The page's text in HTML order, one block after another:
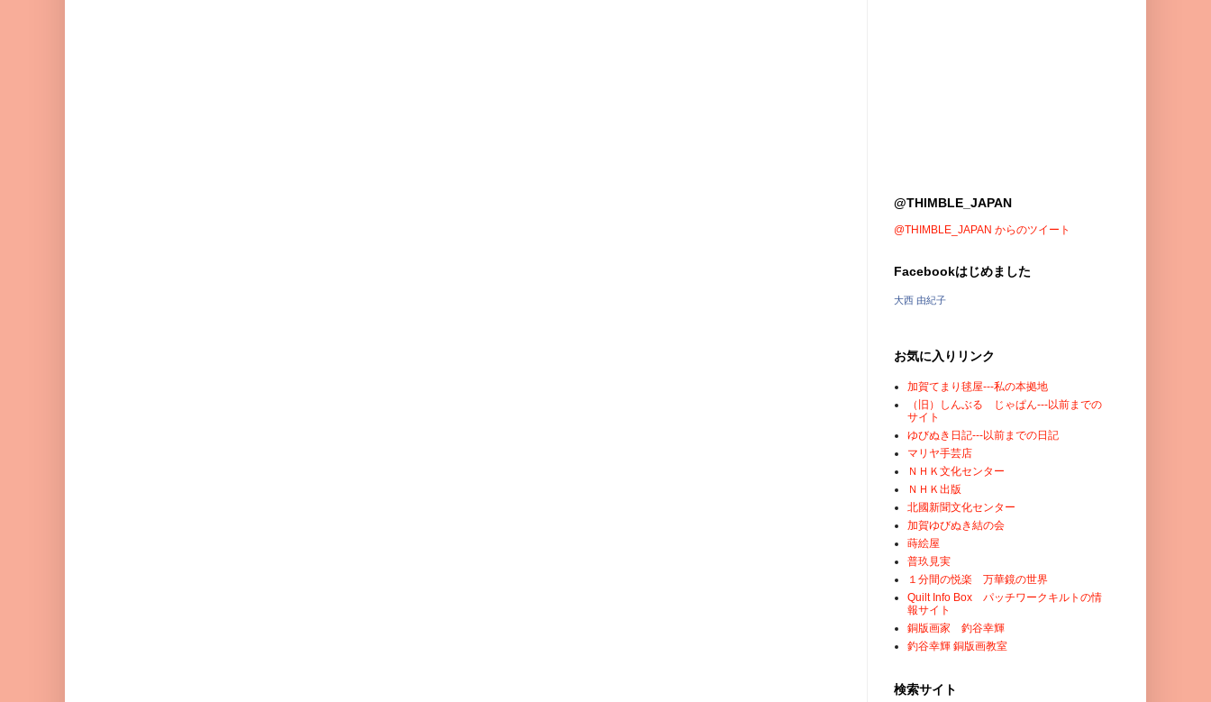
@THIMBLE_JAPAN
@THIMBLE_JAPAN からのツイート
Facebookはじめました
大西 由紀子
お気に入りリンク
加賀てまり毬屋---私の本拠地
（旧）しんぶる じゃぱん---以前までの
サイト
ゆびぬき日記---以前までの日記
マリヤ手芸店
ＮＨＫ文化センター
ＮＨＫ出版
北國新聞文化センター
加賀ゆびぬき結の会
蒔絵屋
普玖見実
１分間の悦楽 万華鏡の世界
Quilt Info Box パッチワークキルトの情
報サイト
銅版画家 釣谷幸輝
釣谷幸輝 銅版画教室
検索サイト